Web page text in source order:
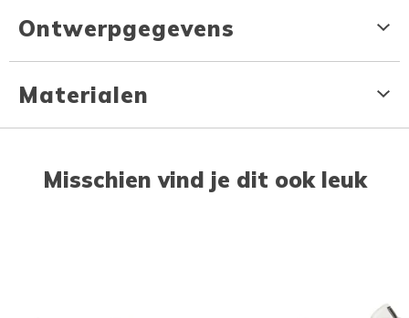
Ontwerpgegevens
Materialen
Misschien vind je dit ook leuk